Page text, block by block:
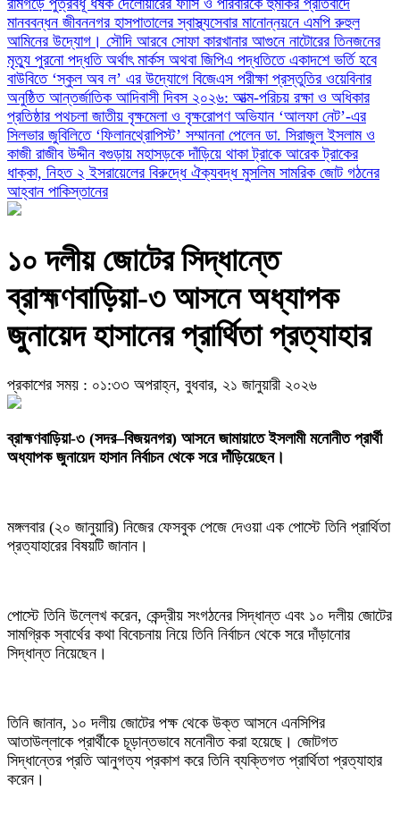
মানববন্ধন জীবননগর হাসপাতালের স্বাস্থ্যসেবার মানোন্নয়নে এমপি রুহুল
আমিনের উদ্যোগ। সৌদি আরবে সোফা কারখানার আগুনে নাটোরের তিনজনের
মৃত্যু পুরনো পদ্ধতি অর্থাৎ মার্কস অথবা জিপিএ পদ্ধতিতে একাদশে ভর্তি হবে
বাউবিতে ‘স্কুল অব ল’ এর উদ্যােগে বিজেএস পরীক্ষা প্রস্তুতির ওয়েবিনার
অনুষ্ঠিত আন্তর্জাতিক আদিবাসী দিবস ২০২৬: আত্ম-পরিচয় রক্ষা ও অধিকার
প্রতিষ্ঠার পথচলা জাতীয় বৃক্ষমেলা ও বৃক্ষরোপণ অভিযান ‘আলফা নেট’-এর
সিলভার জুবিলিতে ‘ফিলানথ্রোপিস্ট’ সম্মাননা পেলেন ডা. সিরাজুল ইসলাম ও
কাজী রাজীব উদ্দীন বগুড়ায় মহাসড়কে দাঁড়িয়ে থাকা ট্রাকে আরেক ট্রাকের
ধাক্কা, নিহত ২ইসরায়েলের বিরুদ্ধে ঐক্যবদ্ধ মুসলিম সামরিক জোট গঠনের
আহ্বান পাকিস্তানের
১০ দলীয় জোটের সিদ্ধান্তে
ব্রাহ্মণবাড়িয়া-৩ আসনে অধ্যাপক
জুনায়েদ হাসানের প্রার্থিতা প্রত্যাহার
প্রকাশের সময় : ০১:৩৩ অপরাহ্ন, বুধবার, ২১ জানুয়ারী ২০২৬
ব্রাহ্মণবাড়িয়া-৩ (সদর–বিজয়নগর) আসনে জামায়াতে ইসলামী মনোনীত প্রার্থী
অধ্যাপক জুনায়েদ হাসান নির্বাচন থেকে সরে দাঁড়িয়েছেন।
মঙ্গলবার (২০ জানুয়ারি) নিজের ফেসবুক পেজে দেওয়া এক পোস্টে তিনি প্রার্থিতা
প্রত্যাহারের বিষয়টি জানান।
পোস্টে তিনি উল্লেখ করেন, কেন্দ্রীয় সংগঠনের সিদ্ধান্ত এবং ১০ দলীয় জোটের
সামগ্রিক স্বার্থের কথা বিবেচনায় নিয়ে তিনি নির্বাচন থেকে সরে দাঁড়ানোর
সিদ্ধান্ত নিয়েছেন।
তিনি জানান, ১০ দলীয় জোটের পক্ষ থেকে উক্ত আসনে এনসিপির
আতাউল্লাকে প্রার্থীকে চূড়ান্তভাবে মনোনীত করা হয়েছে। জোটগত
সিদ্ধান্তের প্রতি আনুগত্য প্রকাশ করে তিনি ব্যক্তিগত প্রার্থিতা প্রত্যাহার
করেন।